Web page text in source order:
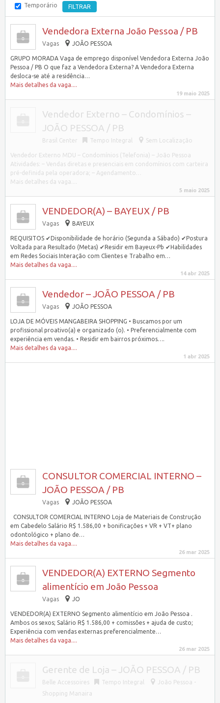
Temporário
Vendedora Externa João Pessoa / PB
Vagas JOÃO PESSOA
GRUPO MORADA Vaga de emprego disponível Vendedora Externa João
Pessoa / PB O que faz a Vendedora Externa? A Vendedora Externa
desloca-se até a residência…
Mais detalhes da vaga....
19 maio 2025
Vendedor Externo – Condomínios –
JOÃO PESSOA / PB
Brasil Center Tempo Integral Sem Localização
Vendedor Externo MDU – Condomínios (Telefonia) – João Pessoa
Atividades: – Vendas diretas e presenciais em condomínios com carteira
pré-definida pela operadora; – Agendamento…
Mais detalhes da vaga....
5 maio 2025
VENDEDOR(A) – BAYEUX / PB
Vagas BAYEUX
REQUISITOS ✔Disponibilidade de horário (Segunda a Sábado) ✔Postura
Voltada para Resultado (Metas) ✔Residir em Bayeux-Pb ✔Habilidades
em Redes Sociais Interação com Clientes e Trabalho em…
Mais detalhes da vaga....
14 abr 2025
Vendedor – JOÃO PESSOA / PB
Vagas JOÃO PESSOA
LOJA DE MÓVEIS MANGABEIRA SHOPPING • Buscamos por um
profissional proativo(a) e organizado (o). • Preferencialmente com
experiência em vendas. • Residir em bairros próximos….
Mais detalhes da vaga....
1 abr 2025
CONSULTOR COMERCIAL INTERNO –
JOÃO PESSOA / PB
Vagas JOÃO PESSOA
CONSULTOR COMERCIAL INTERNO Loja de Materiais de Construção
em Cabedelo Salário R$ 1.586,00 + bonificações + VR + VT+ plano
odontológico + plano de…
Mais detalhes da vaga....
26 mar 2025
VENDEDOR(A) EXTERNO Segmento
alimentício em João Pessoa
Vagas JO
VENDEDOR(A) EXTERNO Segmento alimentício em João Pessoa .
Ambos os sexos; Salário R$ 1.586,00 + comissões + ajuda de custo;
Experiência com vendas externas preferencialmente…
Mais detalhes da vaga....
26 mar 2025
Gerente de Loja – JOÃO PESSOA / PB
Belle Accessoires Tempo Integral
João Pessoa -
Shopping Manaira